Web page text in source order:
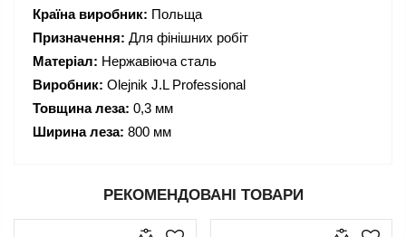
Країна виробник: Польща
Призначення: Для фінішних робіт
Матеріал: Нержавіюча сталь
Виробник: Olejnik J.L Professional
Товщина леза: 0,3 мм
Ширина леза: 800 мм
РЕКОМЕНДОВАНІ ТОВАРИ